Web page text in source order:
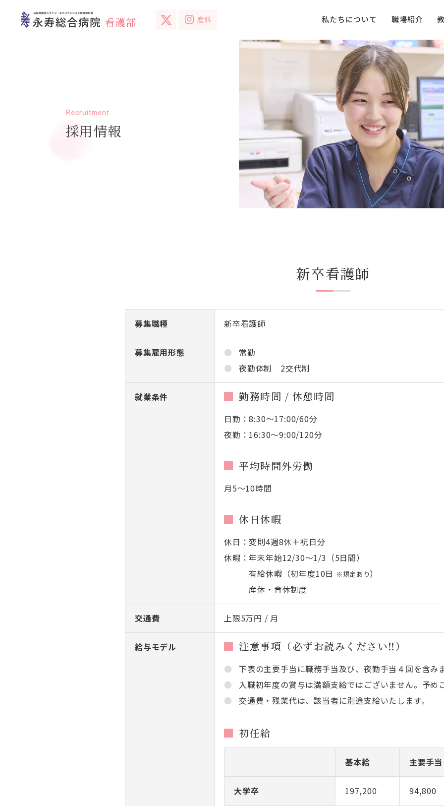
私たちについて 職場紹介
Recruitment
採用情報
新卒看護師
募集職種 新卒看護師
募集雇用形態
常勤
夜勤体制 2交代制
就業条件 勤務時間 / 休憩時間
日勤：8:30～17:00/60分
夜勤：16:30～9:00/120分
平均時間外労働
月5～10時間
休日休暇
休日：変則4週8休＋祝日分
休暇：年末年始12/30～1/3（5日間）
有給休暇（初年度10日 ※規定あり）
産休・育休制度
交通費 上限5万円 / 月
給与モデル 注意事項（必ずお読みください‼）
下表の主要手当に職務手当及び、夜勤手当４回を含み
入職初年度の賞与は満額支給ではございません。予め
交通費・残業代は、該当者に別途支給いたします。
初任給
基本給 主要手当
大学卒 197,200 94,800